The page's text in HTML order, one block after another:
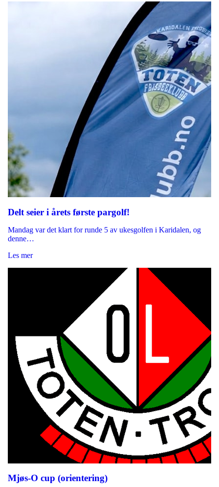
Delt seier i årets første pargolf!
Mandag var det klart for runde 5 av ukesgolfen i Karidalen, og
denne…
Les mer
Mjøs-O cup (orientering)